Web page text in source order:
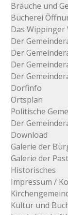
Bräuche und
Bücherei
Das Wippinger
Der
Der
Der
Der
Dorfinfo
Ortsplan
Politische
Der
Download
Galerie der
Galerie der
Historisches
Impressum /
Kultur und